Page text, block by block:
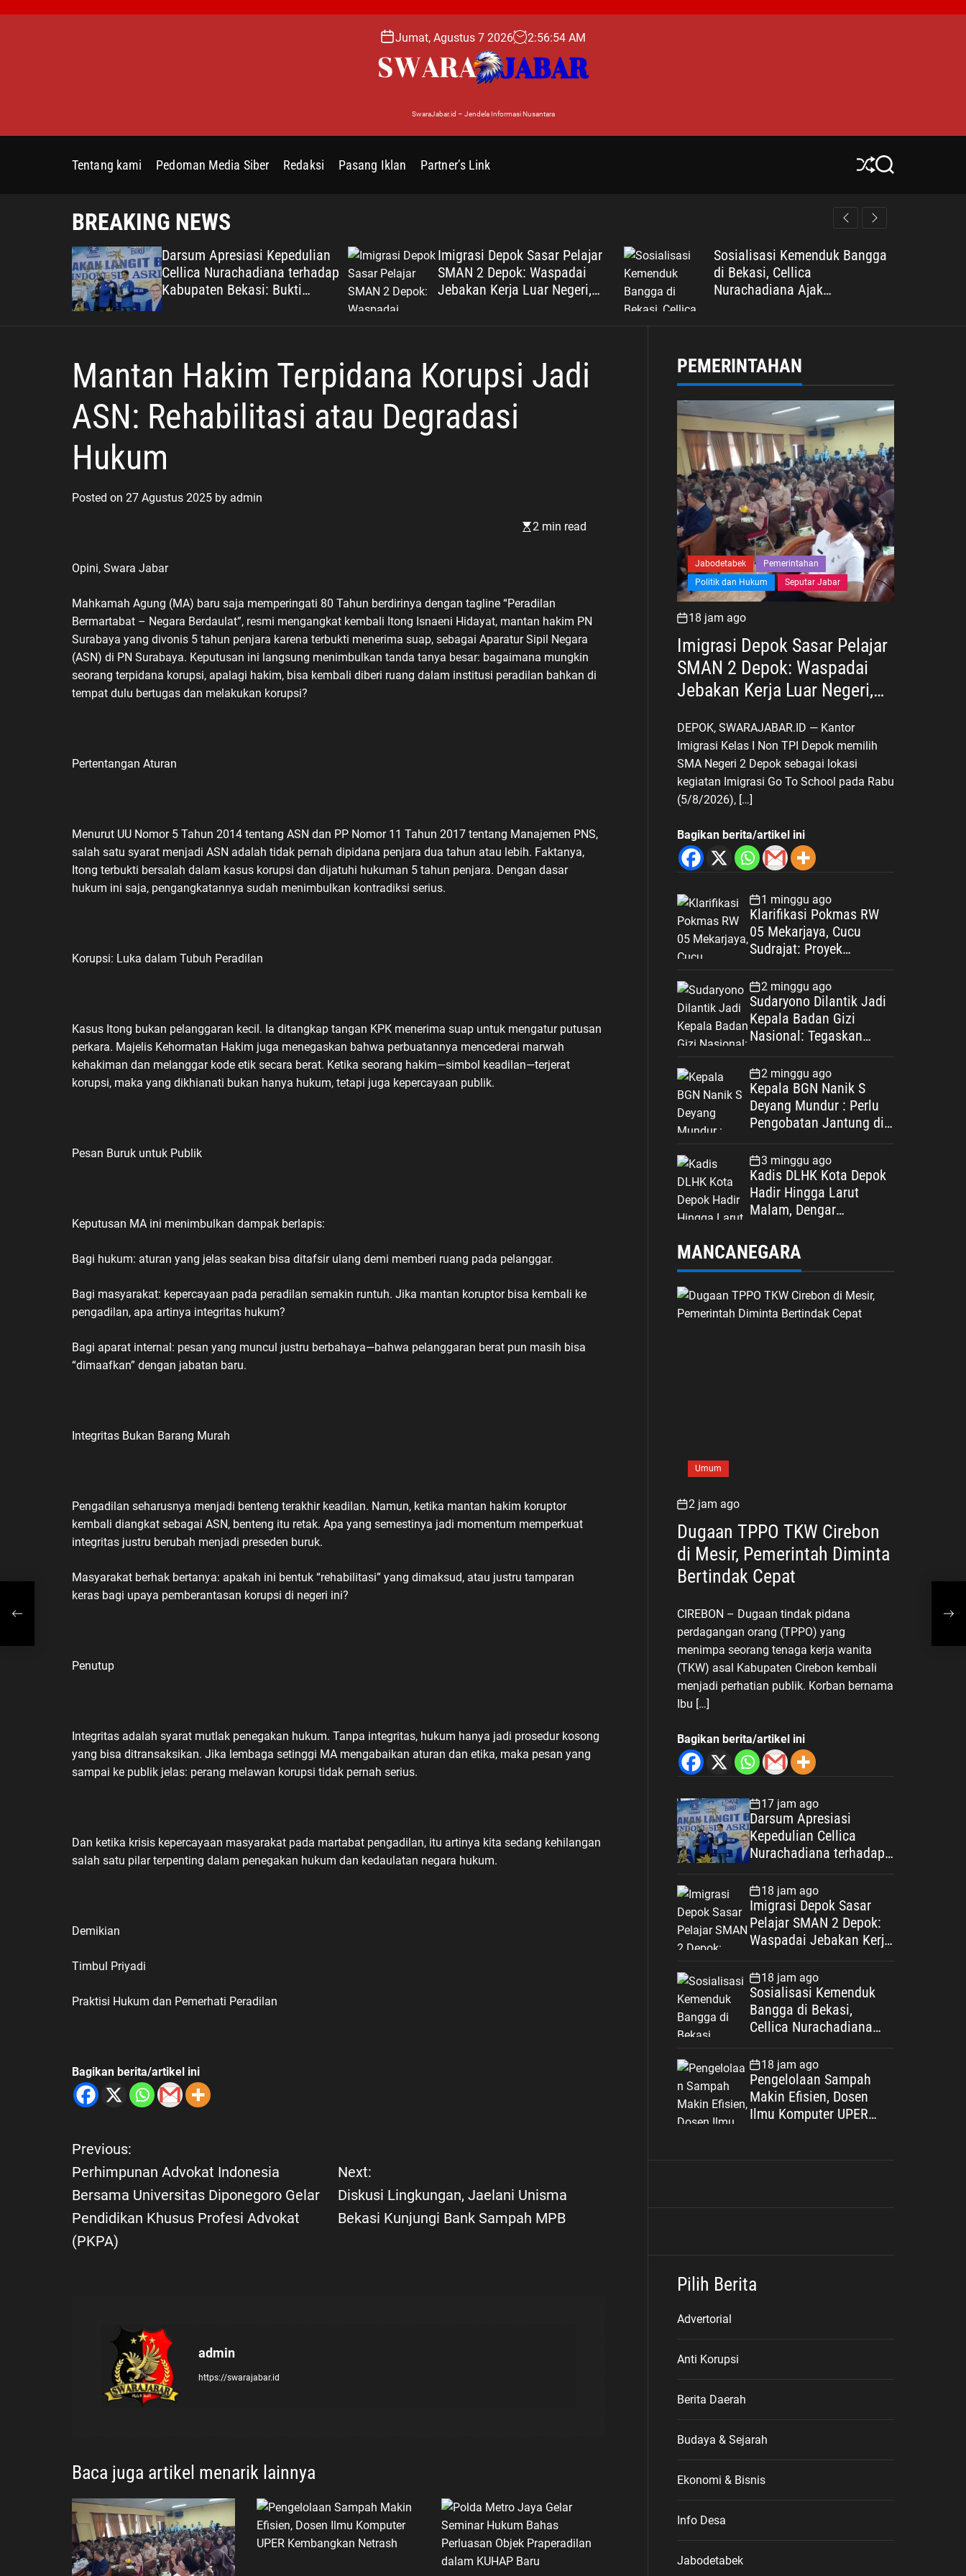
o
Jumat, Agustus 7 2026 2:56:55 AM
SwaraJabar.id – Jendela Informasi Nusantara
Tentang kami Pedoman Media Siber Redaksi Pasang Iklan Partner’s Link
S
S
r
BREAKING NEWS
Darsum Apresiasi Kepedulian
Cellica Nurachadiana terhadap
Kabupaten Bekasi: Bukti
Pengabdian yang Nyata untuk
Imigrasi Depok Sasar Pelajar
SMAN 2 Depok: Waspadai
Jebakan Kerja Luar Negeri,
Sosialisasi Kemenduk Bangga
di Bekasi, Cellica
Nurachadiana Ajak
Mantan Hakim Terpidana Korupsi Jadi
ASN: Rehabilitasi atau Degradasi
Hukum
Posted on 27 Agustus 2025 by admin
2 min read
Opini, Swara Jabar
Mahkamah Agung (MA) baru saja memperingati 80 Tahun berdirinya dengan tagline “Peradilan
Bermartabat – Negara Berdaulat”, resmi mengangkat kembali Itong Isnaeni Hidayat, mantan hakim PN
Surabaya yang divonis 5 tahun penjara karena terbukti menerima suap, sebagai Aparatur Sipil Negara
(ASN) di PN Surabaya. Keputusan ini langsung menimbulkan tanda tanya besar: bagaimana mungkin
seorang terpidana korupsi, apalagi hakim, bisa kembali diberi ruang dalam institusi peradilan bahkan di
tempat dulu bertugas dan melakukan korupsi?
Pertentangan Aturan
Menurut UU Nomor 5 Tahun 2014 tentang ASN dan PP Nomor 11 Tahun 2017 tentang Manajemen PNS,
salah satu syarat menjadi ASN adalah tidak pernah dipidana penjara dua tahun atau lebih. Faktanya,
Itong terbukti bersalah dalam kasus korupsi dan dijatuhi hukuman 5 tahun penjara. Dengan dasar
hukum ini saja, pengangkatannya sudah menimbulkan kontradiksi serius.
Korupsi: Luka dalam Tubuh Peradilan
Kasus Itong bukan pelanggaran kecil. Ia ditangkap tangan KPK menerima suap untuk mengatur putusan
perkara. Majelis Kehormatan Hakim juga menegaskan bahwa perbuatannya mencederai marwah
kehakiman dan melanggar kode etik secara berat. Ketika seorang hakim—simbol keadilan—terjerat
korupsi, maka yang dikhianati bukan hanya hukum, tetapi juga kepercayaan publik.
Pesan Buruk untuk Publik
Keputusan MA ini menimbulkan dampak berlapis:
Bagi hukum: aturan yang jelas seakan bisa ditafsir ulang demi memberi ruang pada pelanggar.
Bagi masyarakat: kepercayaan pada peradilan semakin runtuh. Jika mantan koruptor bisa kembali ke
pengadilan, apa artinya integritas hukum?
Bagi aparat internal: pesan yang muncul justru berbahaya—bahwa pelanggaran berat pun masih bisa
“dimaafkan” dengan jabatan baru.
Integritas Bukan Barang Murah
Pengadilan seharusnya menjadi benteng terakhir keadilan. Namun, ketika mantan hakim koruptor
kembali diangkat sebagai ASN, benteng itu retak. Apa yang semestinya jadi momentum memperkuat
integritas justru berubah menjadi preseden buruk.
Masyarakat berhak bertanya: apakah ini bentuk “rehabilitasi” yang dimaksud, atau justru tamparan
keras bagi upaya pemberantasan korupsi di negeri ini?
Penutup
Integritas adalah syarat mutlak penegakan hukum. Tanpa integritas, hukum hanya jadi prosedur kosong
yang bisa ditransaksikan. Jika lembaga setinggi MA mengabaikan aturan dan etika, maka pesan yang
sampai ke publik jelas: perang melawan korupsi tidak pernah serius.
Dan ketika krisis kepercayaan masyarakat pada martabat pengadilan, itu artinya kita sedang kehilangan
salah satu pilar terpenting dalam penegakan hukum dan kedaulatan negara hukum.
Demikian
Timbul Priyadi
Praktisi Hukum dan Pemerhati Peradilan
Bagikan berita/artikel ini
N
a
v
i
o
s
Previous:
Perhimpunan Advokat Indonesia
Bersama Universitas Diponegoro Gelar
Pendidikan Khusus Profesi Advokat
(PKPA)
Next:
Diskusi Lingkungan, Jaelani Unisma
Bekasi Kunjungi Bank Sampah MPB
admin
https://swarajabar.id
Baca juga artikel menarik lainnya
PEMERINTAHAN
Jabodetabek
Pemerintahan
Politik dan Hukum
Seputar Jabar
18 jam ago
Imigrasi Depok Sasar Pelajar
SMAN 2 Depok: Waspadai
Jebakan Kerja Luar Negeri,
Depan
DEPOK, SWARAJABAR.ID — Kantor
Imigrasi Kelas I Non TPI Depok memilih
SMA Negeri 2 Depok sebagai lokasi
kegiatan Imigrasi Go To School pada Rabu
(5/8/2026), […]
Bagikan berita/artikel ini
1 minggu ago
Klarifikasi Pokmas RW
05 Mekarjaya, Cucu
Sudrajat: Proyek
Spesifikasi
2 minggu ago
Sudaryono Dilantik Jadi
Kepala Badan Gizi
Nasional: Tegaskan
Kepentingan
2 minggu ago
Kepala BGN Nanik S
Deyang Mundur : Perlu
Pengobatan Jantung di
3 minggu ago
Kadis DLHK Kota Depok
Hadir Hingga Larut
Malam, Dengar
Retribusi Sampah di
MANCANEGARA
Umum
2 jam ago
Dugaan TPPO TKW Cirebon
di Mesir, Pemerintah Diminta
Bertindak Cepat
CIREBON – Dugaan tindak pidana
perdagangan orang (TPPO) yang
menimpa seorang tenaga kerja wanita
(TKW) asal Kabupaten Cirebon kembali
menjadi perhatian publik. Korban bernama
Ibu […]
Bagikan berita/artikel ini
17 jam ago
Darsum Apresiasi
Kepedulian Cellica
Nurachadiana terhadap
Pengabdian yang Nyata
untuk Masyarakat
18 jam ago
Imigrasi Depok Sasar
Pelajar SMAN 2 Depok:
Waspadai Jebakan Kerja
18 jam ago
Sosialisasi Kemenduk
Bangga di Bekasi,
Cellica Nurachadiana
Stunting dan Wujudkan
Keluarga Berkualitas
18 jam ago
Pengelolaan Sampah
Makin Efisien, Dosen
Ilmu Komputer UPER
Pilih Berita
Advertorial
Anti Korupsi
Berita Daerah
Budaya & Sejarah
Ekonomi & Bisnis
Info Desa
Jabodetabek